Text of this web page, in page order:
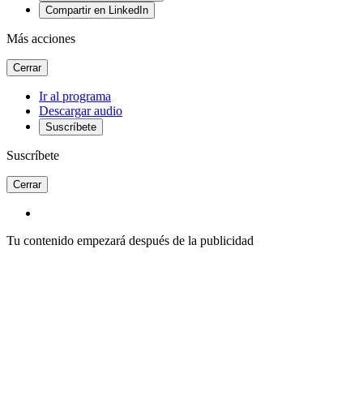
Compartir en LinkedIn
Más acciones
Cerrar
Ir al programa
Descargar audio
Suscríbete
Suscríbete
Cerrar
Tu contenido empezará después de la publicidad